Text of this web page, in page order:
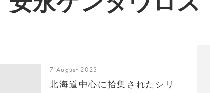
7 August 2023
北海道中心に拾集されたシリ